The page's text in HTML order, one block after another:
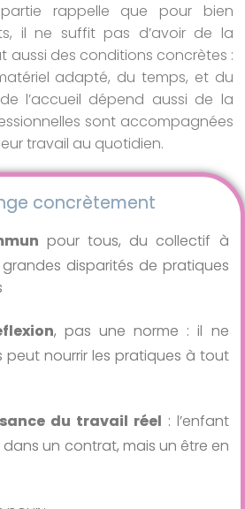
rappelle que pour bien
il ne suffit pas d’avoir de la
aussi des conditions concrètes :
adapté, du temps, et du
l’accueil dépend aussi de la
sont accompagnées
travail au quotidien.
concrètement
pour tous, du collectif à
grandes disparités de pratiques
, pas une norme : il ne
peut nourrir les pratiques à tout
du travail réel : l’enfant
dans un contrat, mais un être en